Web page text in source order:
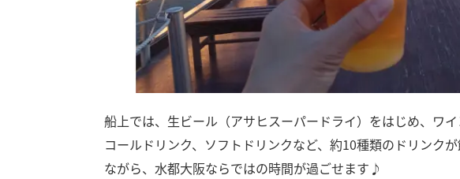
船上では、生ビール（アサヒスーパードライ）をはじめ、ワ
コールドリンク、ソフトドリンクなど、約10種類のドリンク
ながら、水都大阪ならではの時間が過ごせます♪